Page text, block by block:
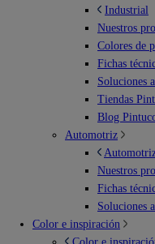
Industrial
Nuestros
Colores de
Fichas
Soluciones
Tiendas
Blog
Automotriz
Nuestros
Fichas
Soluciones
Color e inspiración